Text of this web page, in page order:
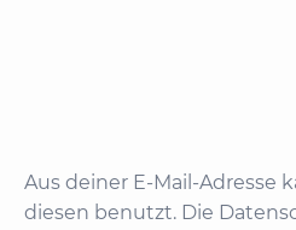
Aus deiner E-Mail-Adresse
diesen benutzt. Die